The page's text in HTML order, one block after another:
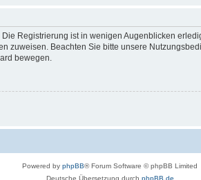
Registrierung ist in wenigen Augenblicken
zuweisen. Beachten Sie bitte unsere
bewegen.
Powered by phpBB® Forum Software © phpBB Limited
Deutsche Übersetzung durch phpBB.de